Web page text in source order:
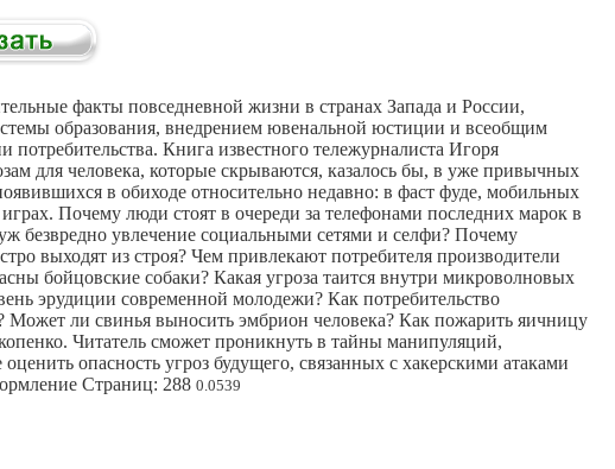
факты повседневной жизни в странах Запада и России,
образования, внедрением ювенальной юстиции и всеобщим
потребительства. Книга известного тележурналиста Игоря
для человека, которые скрываются, казалось бы, в уже привычных
в обиходе относительно недавно: в фаст фуде, мобильных
Почему люди стоят в очереди за телефонами последних марок в
безвредно увлечение социальными сетями и селфи? Почему
выходят из строя? Чем привлекают потребителя производители
бойцовские собаки? Какая угроза таится внутри микроволновых
эрудиции современной молодежи? Как потребительство
Может ли свинья выносить эмбрион человека? Как пожарить яичницу
Читатель сможет проникнуть в тайны манипуляций,
опасность угроз будущего, связанных с хакерскими атаками
Страниц: 288 0.0539